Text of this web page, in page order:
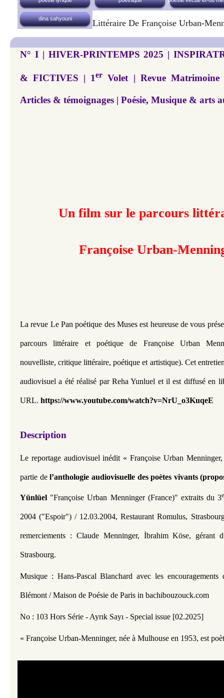
dina sahyouni Littéraire De Françoise Urban-
N° I | HIVER-PRINTEMPS 2025 |
& FICTIVES | 1er Volet | Revue Matrimoine
Articles & témoignages | Poésie, Musique & arts
Un film sur le parcours
Françoise Urban-
La revue Le Pan poétique des Muses est heureuse de vous
parcours littéraire et poétique de Françoise Urban
nouvelliste, critique littéraire, poétique et artistique). Cet
audiovisuel a été réalisé par Reha Yunluel et il est diffusé en
URL. https://www.youtube.com/watch?v=NrU_o3KuqeE
Description
Le reportage audiovisuel inédit « Françoise Urban
partie de l’anthologie audiovisuelle des poètes vivants
Yünlüel "Françoise Urban Menninger (France)" extraits du 3
2004 ("Espoir") / 12.03.2004, Restaurant Romulus,
remerciements : Claude Menninger, İbrahim Köse, gérant
Strasbourg.
Musique : Hans-Pascal Blanchard avec les
Blémont / Maison de Poésie de Paris in bachibouzouck.com
No : 103 Hors Série - Ayrık Sayı - Special issue [02.2025]
« Françoise Urban-Menninger, née à Mulhouse en 1953, est